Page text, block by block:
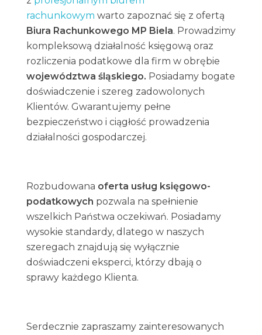
rachunkowym warto zapoznać się z ofertą
Biura Rachunkowego MP Biela. Prowadzimy
kompleksową działalność księgową oraz
rozliczenia podatkowe dla firm w obrębie
województwa śląskiego. Posiadamy bogate
doświadczenie i szereg zadowolonych
Klientów. Gwarantujemy pełne
bezpieczeństwo i ciągłość prowadzenia
działalności gospodarczej.
Rozbudowana oferta usług księgowo-
podatkowych pozwala na spełnienie
wszelkich Państwa oczekiwań. Posiadamy
wysokie standardy, dlatego w naszych
szeregach znajdują się wyłącznie
doświadczeni eksperci, którzy dbają o
sprawy każdego Klienta.
Serdecznie zapraszamy zainteresowanych